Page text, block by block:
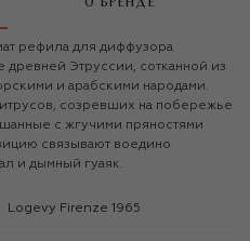
О БРЕНДЕ
рефила для диффузора
древней Этруссии, сотканной из
и арабскими народами.
созревших на побережье
с жгучими пряностями
связывают воедино
и дымный гуаяк.
Logevy Firenze 1965